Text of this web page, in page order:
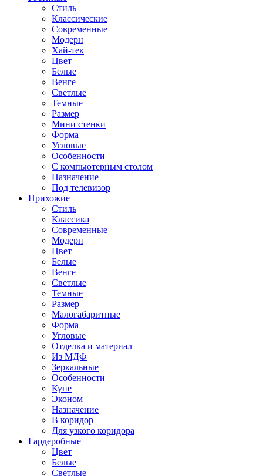
Стиль
Классические
Современные
Модерн
Хай-тек
Цвет
Белые
Венге
Светлые
Темные
Размер
Мини стенки
Форма
Угловые
Особенности
С компьютерным столом
Назначение
Под телевизор
Прихожие
Стиль
Классика
Современные
Модерн
Цвет
Белые
Венге
Светлые
Темные
Размер
Малогабаритные
Форма
Угловые
Отделка и материал
Из МДФ
Зеркальные
Особенности
Купе
Эконом
Назначение
В коридор
Для узкого коридора
Гардеробные
Цвет
Белые
Светлые